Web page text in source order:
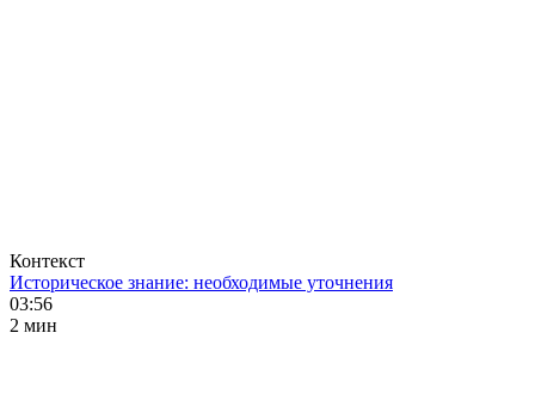
Контекст
Историческое знание: необходимые уточнения
03:56
2 мин